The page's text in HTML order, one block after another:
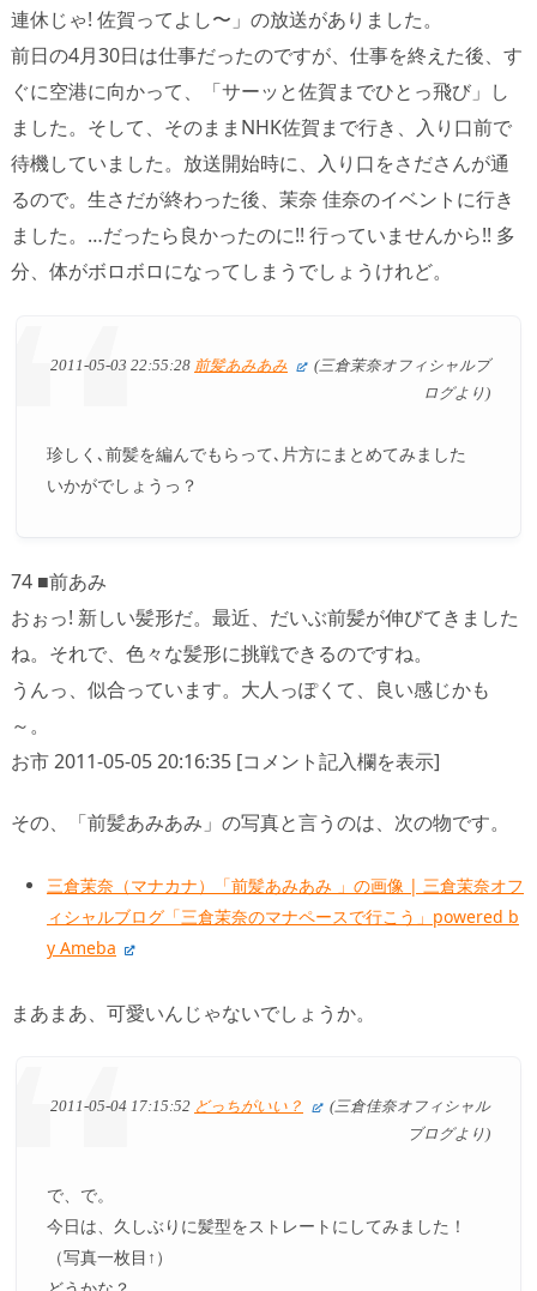
連休じゃ! 佐賀ってよし〜」の放送がありました。
前日の4月30日は仕事だったのですが、仕事を終えた後、す
ぐに空港に向かって、「サーッと佐賀までひとっ飛び」し
ました。そして、そのままNHK佐賀まで行き、入り口前で
待機していました。放送開始時に、入り口をさださんが通
るので。生さだが終わった後、茉奈 佳奈のイベントに行き
ました。…だったら良かったのに!! 行っていませんから!! 多
分、体がボロボロになってしまうでしょうけれど。
2011-05-03 22:55:28 前髪あみあみ
(三倉茉奈オフィシャルブ
ログより)
珍しく､前髪を編んでもらって､片方にまとめてみました
いかがでしょうっ？
74 ■前あみ
おぉっ! 新しい髪形だ。最近、だいぶ前髪が伸びてきました
ね。それで、色々な髪形に挑戦できるのですね。
うんっ、似合っています。大人っぽくて、良い感じかも
～。
お市 2011-05-05 20:16:35 [コメント記入欄を表示]
その、「前髪あみあみ」の写真と言うのは、次の物です。
三倉茉奈（マナカナ）「前髪あみあみ 」の画像 | 三倉茉奈オフ
ィシャルブログ「三倉茉奈のマナペースで行こう」powered b
y Ameba
まあまあ、可愛いんじゃないでしょうか。
2011-05-04 17:15:52 どっちがいい？
(三倉佳奈オフィシャル
ブログより)
で、で。
今日は、久しぶりに髪型をストレートにしてみました！
（写真一枚目↑）